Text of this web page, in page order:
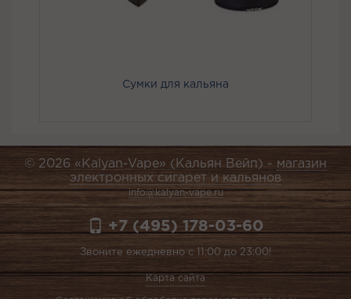
Сумки для кальяна
© 2026 «Kalyan-Vape» (Кальян Вейп) - магазин
электронных сигарет и кальянов
info@kalyan-vape.ru
+7 (495) 178-03-60
Звоните ежедневно с 11:00 до 23:00!
Карта сайта